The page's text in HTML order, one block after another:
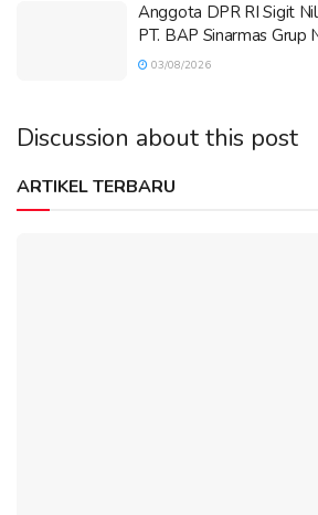
Anggota DPR RI Sigit
PT. BAP Sinarmas Grup
03/08/2026
Discussion about this post
ARTIKEL TERBARU